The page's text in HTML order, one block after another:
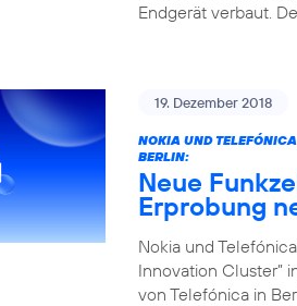
Endgerät verbaut.
19. Dezember 2018
NOKIA UND
BERLIN:
Neue
Erprobung
Nokia und
Innovation Cluster”
von Telefónica in